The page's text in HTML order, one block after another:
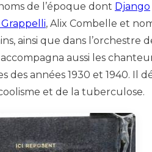
de l’époque dont Django
, Alix Combelle et
ainsi que dans l’orchestre
accompagna aussi les
des années 1930 et 1940. Il
et de la tuberculose.